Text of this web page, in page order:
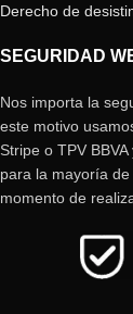
Derecho de
SEGURIDAD
Nos importa la
este motivo
Stripe o TPV
para la mayoría
momento de